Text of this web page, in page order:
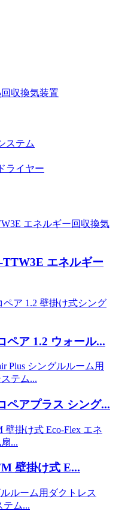
収換気装置
ステム
ライヤー
TTW3E エネルギー
ペア 1.2 ウォール...
ペアプラス シング...
壁掛け式 E...